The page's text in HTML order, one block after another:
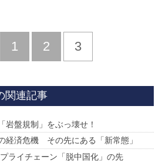
前
1 2 3
関連記事
岩盤規制」をぶっ壊せ！
経済危機 その先にある「新常態」
ライチェーン「脱中国化」の先